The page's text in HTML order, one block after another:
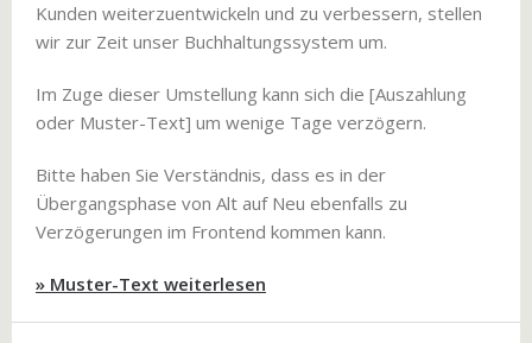
Kunden weiterzuentwickeln und zu verbessern, stellen
wir zur Zeit unser Buchhaltungssystem um.
Im Zuge dieser Umstellung kann sich die [Auszahlung
oder Muster-Text] um wenige Tage verzögern.
Bitte haben Sie Verständnis, dass es in der
Übergangsphase von Alt auf Neu ebenfalls zu
Verzögerungen im Frontend kommen kann.
» Muster-Text weiterlesen